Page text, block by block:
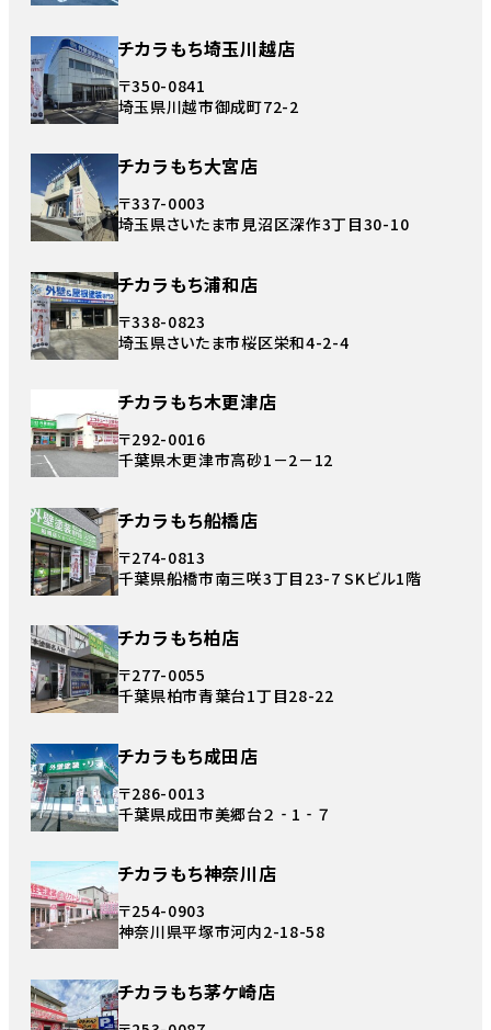
チカラもち埼玉川越店
〒350-0841
埼玉県川越市御成町72-2
チカラもち大宮店
〒337-0003
埼玉県さいたま市見沼区深作3丁目30-10
チカラもち浦和店
〒338-0823
埼玉県さいたま市桜区栄和4-2-4
チカラもち木更津店
〒292-0016
千葉県木更津市高砂1－2－12
チカラもち船橋店
〒274-0813
千葉県船橋市南三咲3丁目23-7 SKビル1階
チカラもち柏店
〒277-0055
千葉県柏市青葉台1丁目28-22
チカラもち成田店
〒286-0013
千葉県成田市美郷台２‐1‐７
チカラもち神奈川店
〒254-0903
神奈川県平塚市河内2-18-58
チカラもち茅ケ崎店